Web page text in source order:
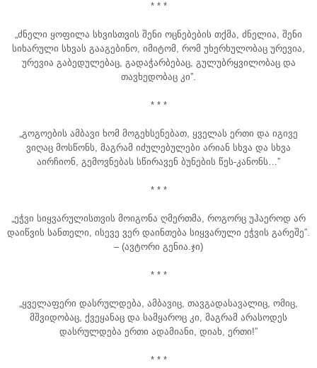
* * *
„ძნელი ყოფილა სხვისთვის შენი ოცნებების თქმა, ძნელია, შენი
სიხარული სხვას გააგებინო, იმიტომ, რომ უხერხულობაც ურევია,
ურევია გაბედულებაც, გადაჭარბებაც, გულუბრყვილობაც და
თავხედობაც კი”.
* * *
„გოგოების ამბავი ხომ მოგეხსენებათ, ყველას ერთი და იგივე
ვიღაც მოსწონს, მაგრამ იძულებულები არიან სხვა და სხვა
აირჩიონ, გემოვნებას სწირავენ ბუნების წეს-კანონს…”
* * *
„ეჭვი სიყვარულისთვის მოიგონა ღმერთმა, როგორც უჰაეროდ არ
დაიწვის სანთელი, ისევე ვერ დაინთება სიყვარული ეჭვის გარეშე”.
– (ავტორი გენია.ჯი)
* * *
„ყველაფერი დასრულდება, ამბავიც, თავგადასავალიც, ომიც,
მშვიდობაც, ქვეყანაც და სამყაროც კი, მაგრამ არასოდეს
დასრულდება ერთი ადამიანი, დიახ, ერთი!”
* * *